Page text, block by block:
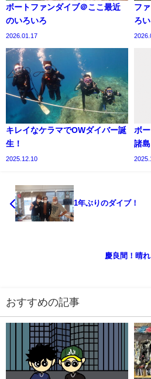
ボートファンダイブ＠ここ最近
のいろいろ
2026.01.17
フ
ろい
キレイなケラマでOWダイバー誕
生！
2025.12.10
ボ
諸島
1年ぶりのダイブ！
慶良間！晴れ
おすすめの記事